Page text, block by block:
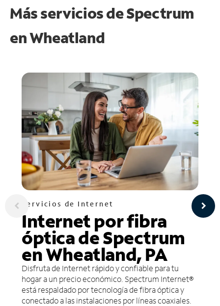
Más servicios de Spectrum
enWheatland
Servicios de Internet
Internet por fibra
óptica de Spectrum
en Wheatland, PA
Disfruta de Internet rápido y confiable para tu
hogar a un precio económico. Spectrum Internet®
está respaldado por tecnología de fibra óptica y
conectado a las instalaciones por líneas coaxiales.